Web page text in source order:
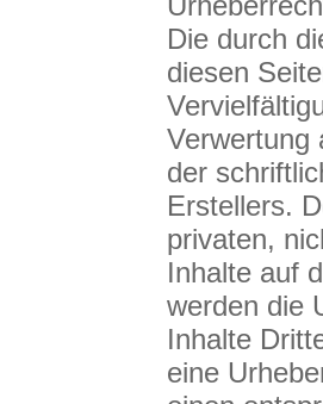
Die durch
diesen
Verwertung
der
Erstellers.
privaten,
Inhalte auf
werden die
Inhalte
eine